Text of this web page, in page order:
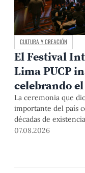
CULTURA Y CREACIÓN
El Festival
Lima PUCP
celebrando
La ceremonia que
importante del país
décadas de
Mariana Rondón y
07.08.2026